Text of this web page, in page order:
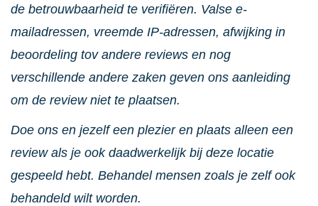
de betrouwbaarheid te verifiëren. Valse e-
mailadressen, vreemde IP-adressen, afwijking in
beoordeling tov andere reviews en nog
verschillende andere zaken geven ons aanleiding
om de review niet te plaatsen.
Doe ons en jezelf een plezier en plaats alleen een
review als je ook daadwerkelijk bij deze locatie
gespeeld hebt. Behandel mensen zoals je zelf ook
behandeld wilt worden.